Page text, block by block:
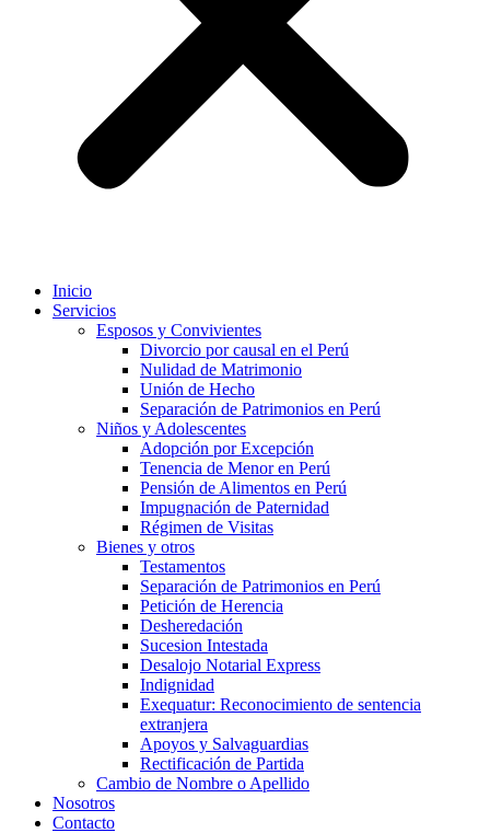
Inicio
Servicios
Esposos y Convivientes
Divorcio por causal en el Perú
Nulidad de Matrimonio
Unión de Hecho
Separación de Patrimonios en Perú
Niños y Adolescentes
Adopción por Excepción
Tenencia de Menor en Perú
Pensión de Alimentos en Perú
Impugnación de Paternidad
Régimen de Visitas
Bienes y otros
Testamentos
Separación de Patrimonios en Perú
Petición de Herencia
Desheredación
Sucesion Intestada
Desalojo Notarial Express
Indignidad
Exequatur: Reconocimiento de sentencia
extranjera
Apoyos y Salvaguardias
Rectificación de Partida
Cambio de Nombre o Apellido
Nosotros
Contacto